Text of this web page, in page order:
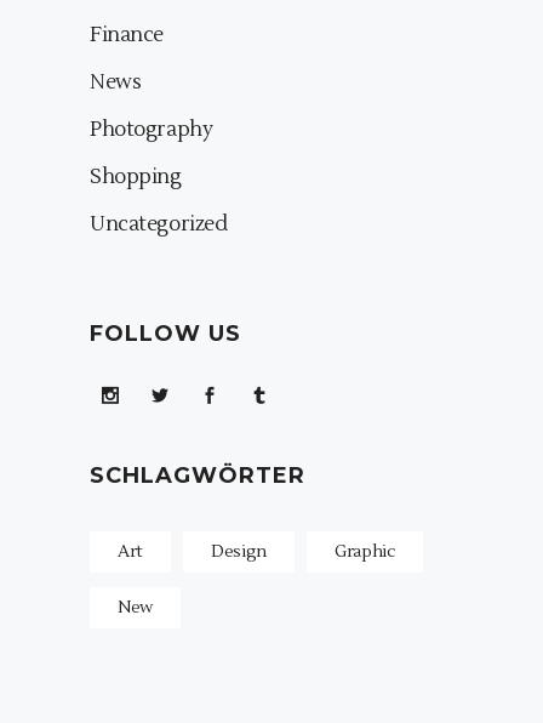
Finance
News
Photography
Shopping
Uncategorized
FOLLOW US
SCHLAGWÖRTER
Art Design Graphic
New